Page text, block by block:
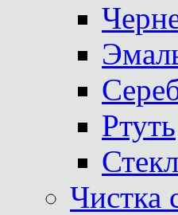
Ртуть
Чистка